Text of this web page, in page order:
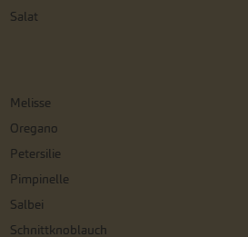
Salat
Melisse
Oregano
Petersilie
Pimpinelle
Salbei
Schnittknoblauch